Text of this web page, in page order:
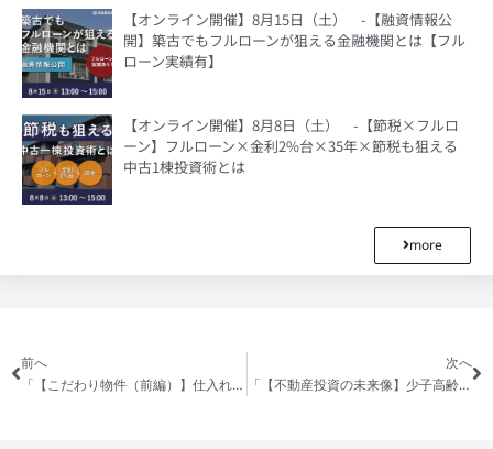
【オンライン開催】8月15日（土） -【融資情報公
開】築古でもフルローンが狙える金融機関とは【フル
ローン実績有】
【オンライン開催】8月8日（土） -【節税×フルロ
ーン】フルローン×金利2%台×35年×節税も狙える
中古1棟投資術とは
more
前へ
「【こだわり物件（前編）】仕入れた不動産物件を徹底解説！なぜその物件を買ったのか！？全て話します！！」の動画を公開しました
次へ
「【不動産投資の未来像】少子高齢化がもたらす収益物件の将来は！？」の動画を公開しました